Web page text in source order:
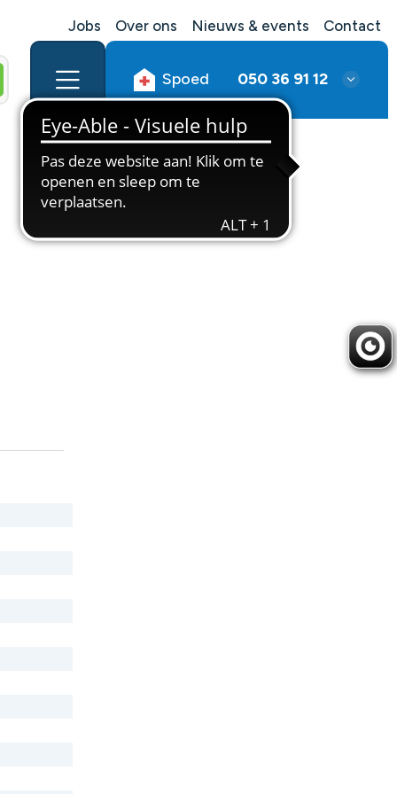
Jobs Over ons Nieuws & events Contact
Spoed 050 36 91 12